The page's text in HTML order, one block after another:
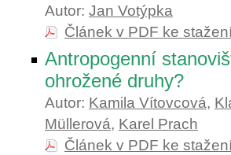
Autor: Jan Votýpka
Článek v PDF ke
Antropogenní
ohrožené druhy?
Autor: Kamila Vítovcová,
Müllerová, Karel Prach
Článek v PDF ke